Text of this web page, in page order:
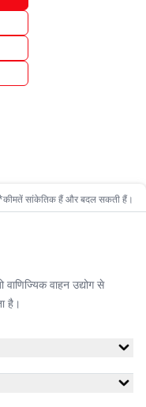
सांकेतिक हैं और बदल सकती हैं।
वाहन उद्योग से
है।